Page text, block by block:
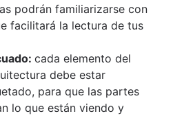
podrán familiarizarse con
facilitará la lectura de tus
cada elemento del
debe estar
para que las partes
lo que están viendo y